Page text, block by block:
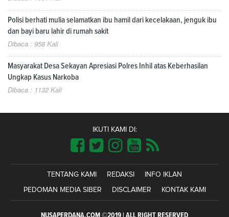
Polisi berhati mulia selamatkan ibu hamil dari kecelakaan, jenguk ibu
dan bayi baru lahir di rumah sakit
Dibaca : 958 Kali
Masyarakat Desa Sekayan Apresiasi Polres Inhil atas Keberhasilan
Ungkap Kasus Narkoba
Dibaca : 1132 Kali
IKUTI KAMI DI:
TENTANG KAMI REDAKSI INFO IKLAN
PEDOMAN MEDIA SIBER DISCLAIMER KONTAK KAMI
NUSAPERDANA.COM ©2019 | ALL RIGHT RESERVED